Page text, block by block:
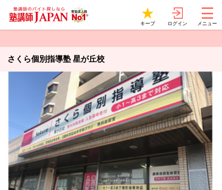
キープ ログイン メニュー
さくら個別指導塾 星が丘校